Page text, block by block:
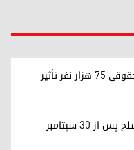
دم پارتی: قانون جدید صلح بر وضعیت حقوقی ۷۵ هزار نفر تأثیر
سپتامبر